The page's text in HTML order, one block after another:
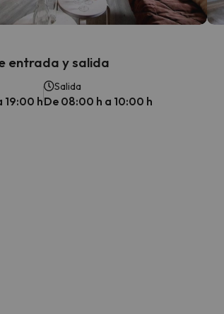
entrada y salida
19:00 h
Salida
De 08:00 h a 10:00 h